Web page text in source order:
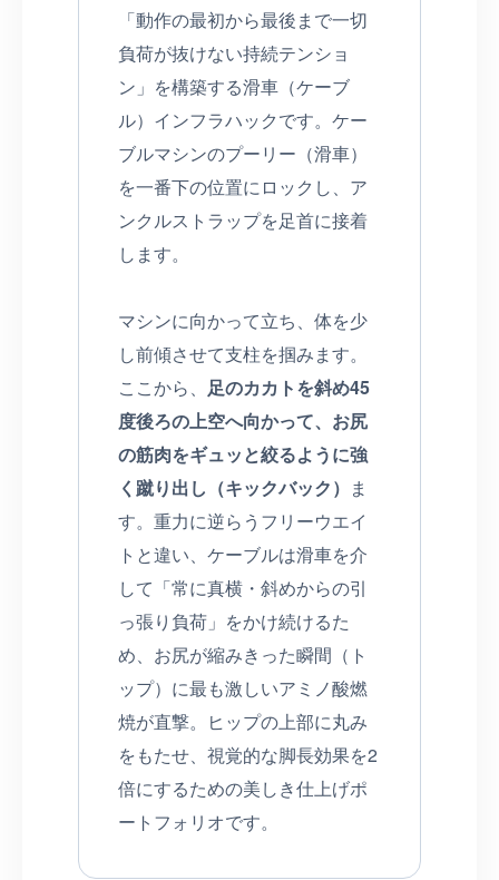
「動作の最初から最後まで一切
負荷が抜けない持続テンショ
ン」を構築する滑車（ケーブ
ル）インフラハックです。ケー
ブルマシンのプーリー（滑車）
を一番下の位置にロックし、ア
ンクルストラップを足首に接着
します。
マシンに向かって立ち、体を少
し前傾させて支柱を掴みます。
ここから、 足のカカトを斜め45
度後ろの上空へ向かって、お尻
の筋肉をギュッと絞るように強
く蹴り出し（キックバック） ま
す。重力に逆らうフリーウエイ
トと違い、ケーブルは滑車を介
して「常に真横・斜めからの引
っ張り負荷」をかけ続けるた
め、お尻が縮みきった瞬間（ト
ップ）に最も激しいアミノ酸燃
焼が直撃。ヒップの上部に丸み
をもたせ、視覚的な脚長効果を2
倍にするための美しき仕上げポ
ートフォリオです。